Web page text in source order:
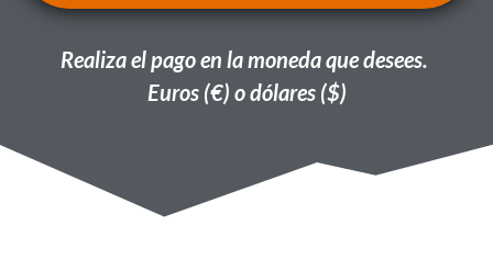
Realiza el pago en la moneda que desees.
Euros (€) o dólares ($)